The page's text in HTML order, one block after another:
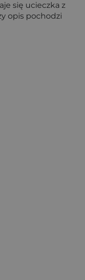
się ucieczka z
opis pochodzi